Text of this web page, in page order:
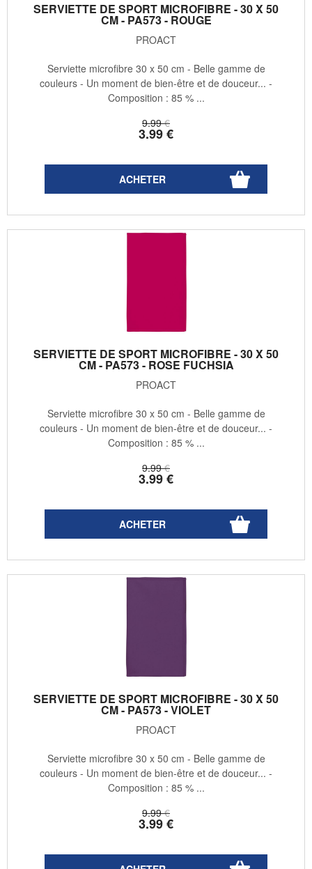
SERVIETTE DE SPORT MICROFIBRE - 30 X 50
CM - PA573 - ROUGE
PROACT
9.99 €
3.99€
Serviette microfibre 30 x 50 cm - Belle gamme de
couleurs - Un moment de bien-être et de douceur... -
Composition : 85 % ...
SERVIETTE DE SPORT MICROFIBRE - 30 X 50
CM - PA573 - ROSE FUCHSIA
PROACT
9.99 €
3.99€
Serviette microfibre 30 x 50 cm - Belle gamme de
couleurs - Un moment de bien-être et de douceur... -
Composition : 85 % ...
SERVIETTE DE SPORT MICROFIBRE - 30 X 50
CM - PA573 - VIOLET
PROACT
9.99 €
3.99€
Serviette microfibre 30 x 50 cm - Belle gamme de
couleurs - Un moment de bien-être et de douceur... -
Composition : 85 % ...